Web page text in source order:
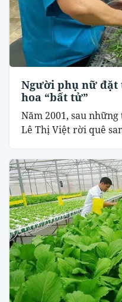
Người phụ nữ đặt
hoa “bất tử”
Năm 2001, sau
Lê Thị Việt rời quê